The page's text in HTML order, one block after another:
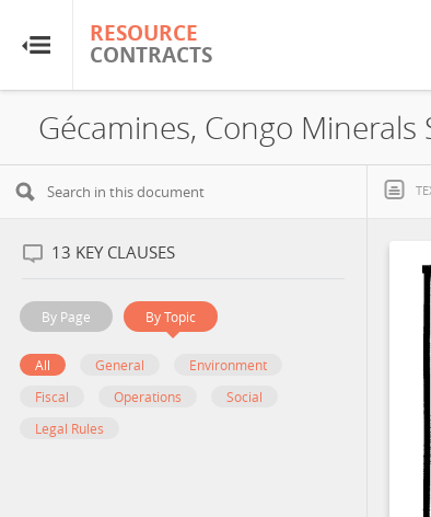
RESOURCE
CONTRACTS
RESOURCE
CONTRACTS
Home
FAQs
Guides
Glossary
Research & Analysis
Gécamines, Congo Minerals
13 KEY CLAUSES
By Page By Topic
All General
Environment
Fiscal
Operations
Social
Legal Rules